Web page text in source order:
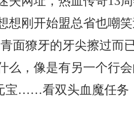
想刚开始盟总省也嘲
面獠牙的牙尖擦过而
么，像是有另一个行
宝……看双头血魔任务